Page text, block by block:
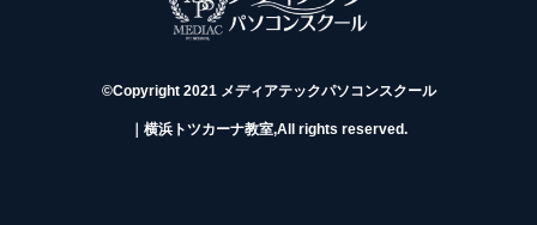
©Copyright 2021 メディアテックパソコンスクール
｜横浜トツカーナ教室,All rights reserved.